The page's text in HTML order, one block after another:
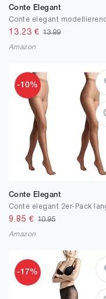
Conte Elegant
13.23 €13.99
Amazon
-10%
Conte Elegant
9.85 €10.95
Amazon
-17%